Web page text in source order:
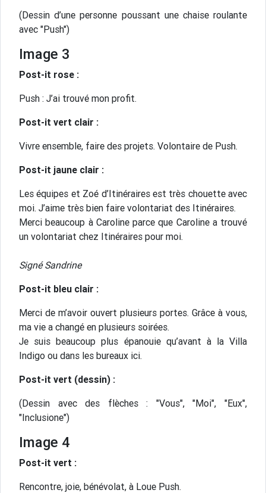
(Dessin d’une personne poussant une chaise roulante
avec "Push")
Image 3
Post-it rose :
Push : J’ai trouvé mon profit.
Post-it vert clair :
Vivre ensemble, faire des projets. Volontaire de Push.
Post-it jaune clair :
Les équipes et Zoé d’Itinéraires est très chouette avec
moi. J’aime très bien faire volontariat des Itinéraires.
Merci beaucoup à Caroline parce que Caroline a trouvé
un volontariat chez Itinéraires pour moi.
Signé Sandrine
Post-it bleu clair :
Merci de m’avoir ouvert plusieurs portes. Grâce à vous,
ma vie a changé en plusieurs soirées.
Je suis beaucoup plus épanouie qu’avant à la Villa
Indigo ou dans les bureaux ici.
Post-it vert (dessin) :
(Dessin avec des flèches : "Vous", "Moi", "Eux",
"Inclusione")
Image 4
Post-it vert :
Rencontre, joie, bénévolat, à Loue Push.